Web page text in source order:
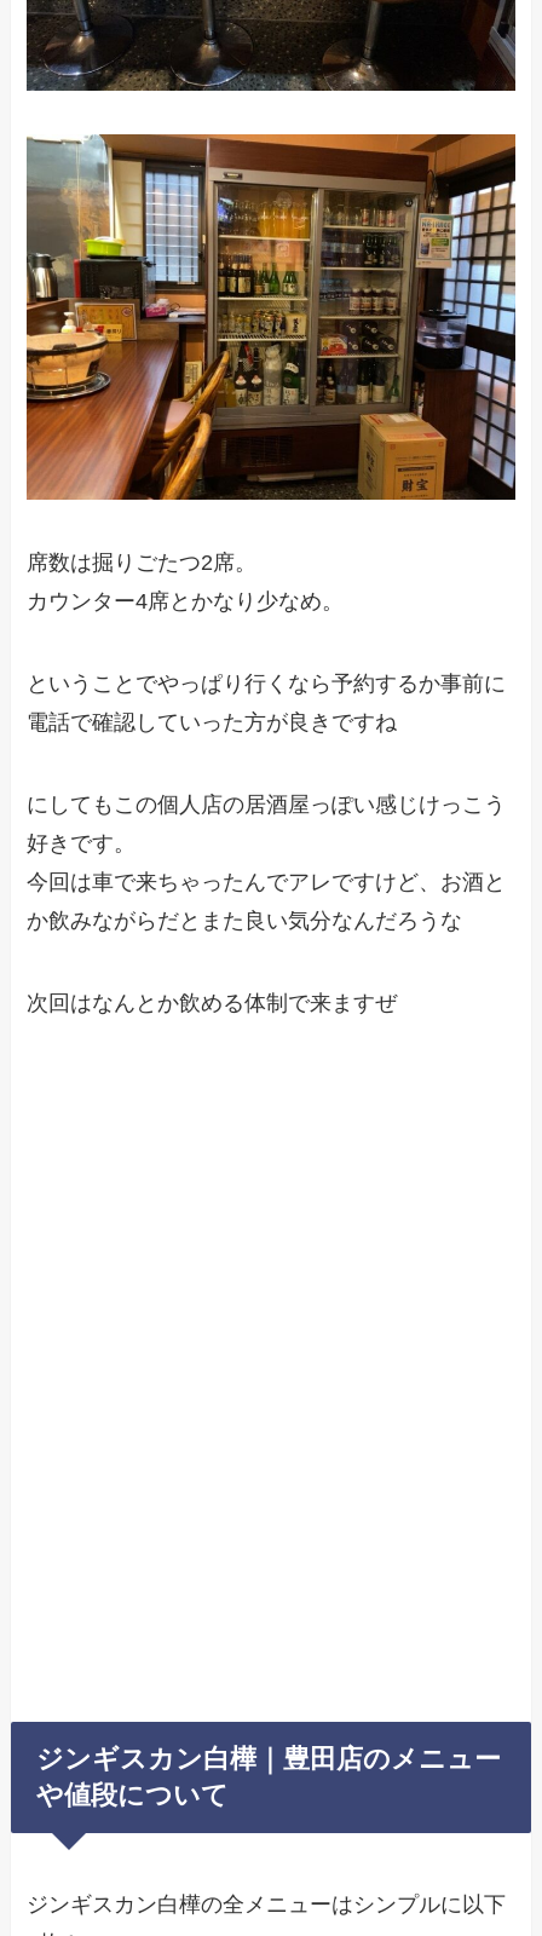
席数は掘りごたつ2席。
カウンター4席とかなり少なめ。
ということでやっぱり行くなら予約するか事前に
電話で確認していった方が良きですね
にしてもこの個人店の居酒屋っぽい感じけっこう
好きです。
今回は車で来ちゃったんでアレですけど、お酒と
か飲みながらだとまた良い気分なんだろうな
次回はなんとか飲める体制で来ますぜ
ジンギスカン白樺｜豊田店のメニュー
や値段について
ジンギスカン白樺の全メニューはシンプルに以下